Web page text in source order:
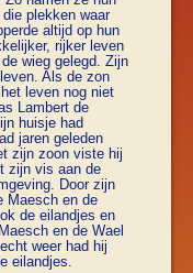
plekken waar
altijd op hun
rijker leven
wieg gelegd. Zijn
Als de zon
leven nog niet
Lambert de
huisje had
jaren geleden
zijn zoon viste hij
zijn vis aan de
Door zijn
Maesch en de
de eilandjes en
en de Wael
weer had hij
eilandjes.